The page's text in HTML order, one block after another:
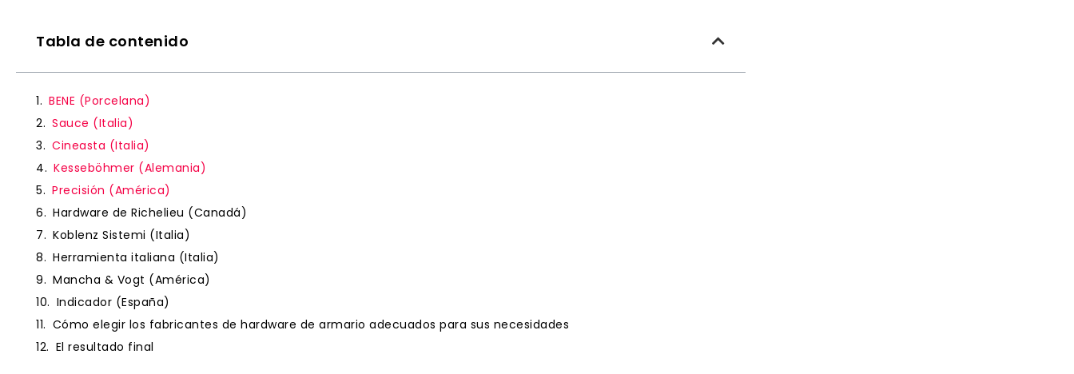
Tabla de contenido
BENE (Porcelana)
Sauce (Italia)
Cineasta (Italia)
Kesseböhmer (Alemania)
Precisión (América)
Hardware de Richelieu (Canadá)
Koblenz Sistemi (Italia)
Herramienta italiana (Italia)
Mancha & Vogt (América)
Indicador (España)
Cómo elegir los fabricantes de hardware de armario adecuados para sus necesidades
El resultado final